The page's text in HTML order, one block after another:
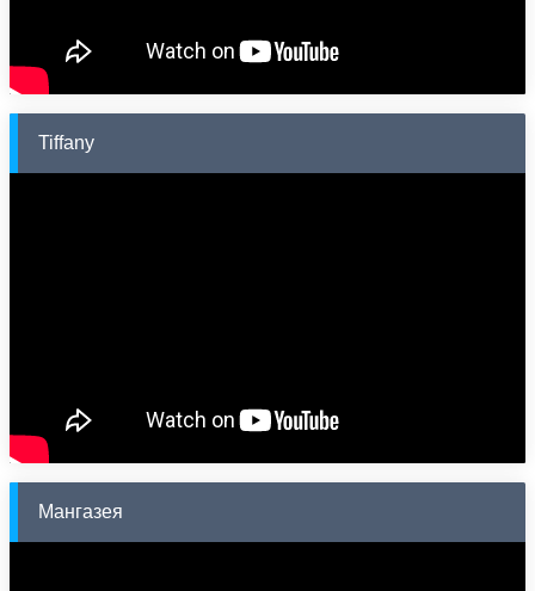
Tiffany
Мангазея